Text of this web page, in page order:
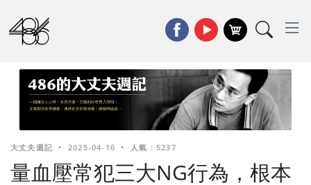
大丈夫週記 • 2025-04-16 • 人氣 : 5237
量血壓常犯三大NG行為，根本